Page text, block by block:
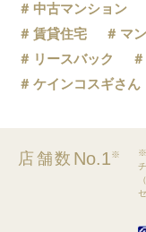
中古マンション
賃貸住宅
マ
リースバック
ケインコスギさん
店舗数 No.1※
※